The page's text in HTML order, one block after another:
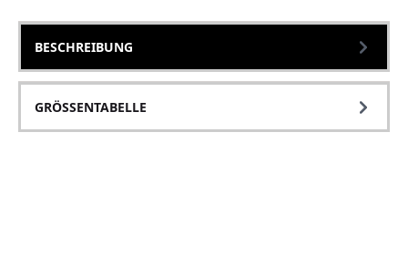
BESCHREIBUNG
GRÖSSENTABELLE